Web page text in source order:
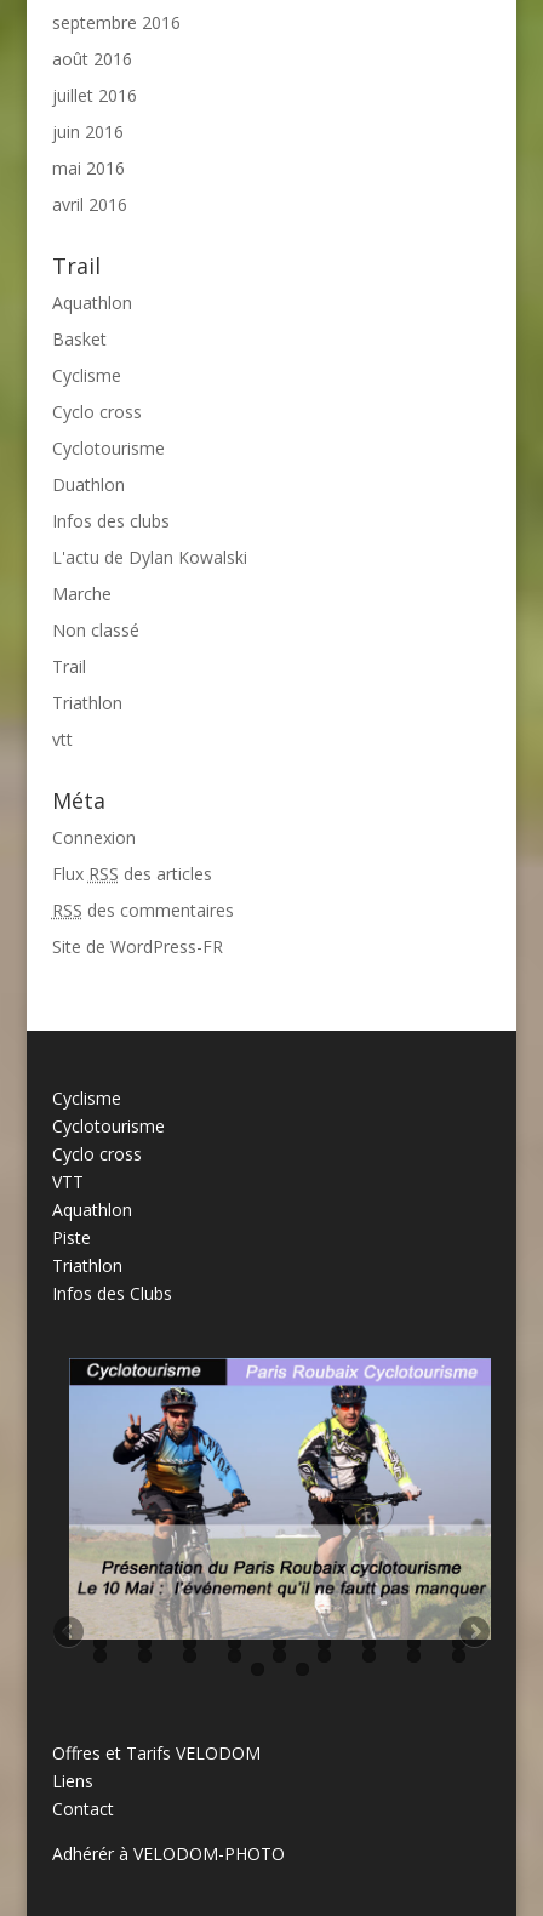
septembre 2016
août 2016
juillet 2016
juin 2016
mai 2016
avril 2016
Trail
Aquathlon
Basket
Cyclisme
Cyclo cross
Cyclotourisme
Duathlon
Infos des clubs
L'actu de Dylan Kowalski
Marche
Non classé
Trail
Triathlon
vtt
Méta
Connexion
Flux RSS des articles
RSS des commentaires
Site de WordPress-FR
Cyclisme
Cyclotourisme
Cyclo cross
VTT
Aquathlon
Piste
Triathlon
Infos des Clubs
Offres et Tarifs VELODOM
Liens
Contact
Adhérér à VELODOM-PHOTO